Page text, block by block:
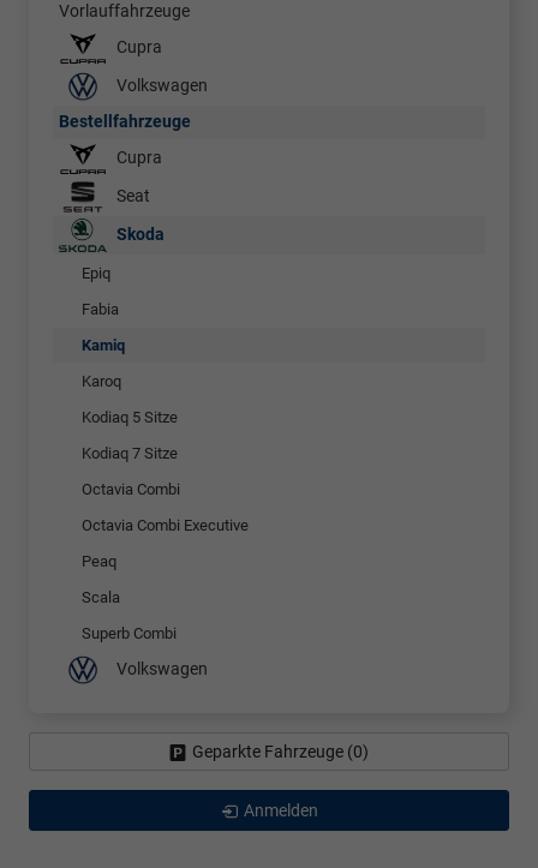
Vorlauffahrzeuge
Cupra
Volkswagen
Bestellfahrzeuge
Cupra
Seat
Skoda
Epiq
Fabia
Kamiq
Karoq
Kodiaq 5 Sitze
Kodiaq 7 Sitze
Octavia Combi
Octavia Combi Executive
Peaq
Scala
Superb Combi
Volkswagen
Geparkte Fahrzeuge (0)
Anmelden